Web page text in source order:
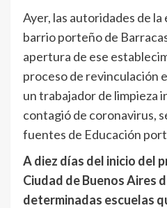
Ayer, las autoridades de
barrio porteño de
apertura de ese
proceso de revinculación
un trabajador de limpieza
contagió de coronavirus,
fuentes de Educación
A diez días del inicio del
Ciudad de Buenos Aires
determinadas escuelas